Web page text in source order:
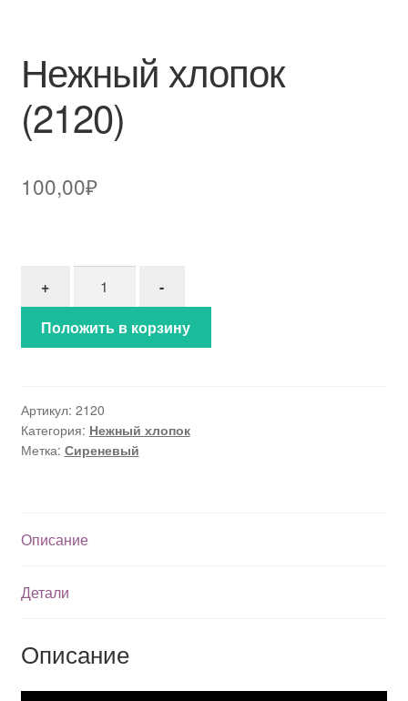
Нежный хлопок
(2120)
100,00₽
+
-
Положить в корзину
Артикул: 2120
Категория: Нежный хлопок
Метка: Сиреневый
Описание
Детали
Описание